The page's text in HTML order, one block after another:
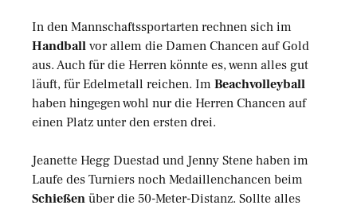
In den Mannschaftssportarten rechnen sich im
Handball vor allem die Damen Chancen auf Gold
aus. Auch für die Herren könnte es, wenn alles gut
läuft, für Edelmetall reichen. Im Beachvolleyball
haben hingegen wohl nur die Herren Chancen auf
einen Platz unter den ersten drei.
Jeanette Hegg Duestad und Jenny Stene haben im
Laufe des Turniers noch Medaillenchancen beim
Schießen über die 50-Meter-Distanz. Sollte alles